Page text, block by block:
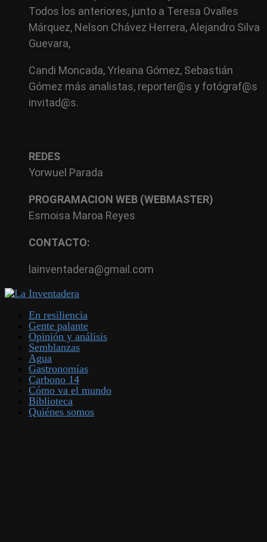
Todos los anteriores, junto a Teresa Ovalles
Márquez, Nelson Chávez Herrera, Alejandro Silva
Guevara,
Candi Moncada, Yrleana Gómez, Sebastián
Gómez más analistas, reporter@s y fotógraf@s
invitad@s.
REDES
Yorwuel Parada
PROGRAMACION WEB (WEBMASTER)
Esmoisa Maroa Reyes
CONTACTO:
lainventadera@gmail.com
En resiliencia
Gente palante
Opinión y análisis
Semblanzas
Agua
Gastronomías
Carbono 14
Cómo va el mundo
Biblioteca
Quiénes somos